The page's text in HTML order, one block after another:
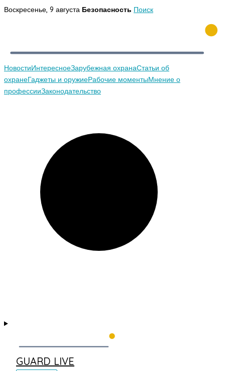
Перейти
Воскресенье, 9 августа Безопасность Поиск
НовостиИнтересноеЗарубежная охранаСтатьи об
охранеГаджеты и оружиеРабочие моментыМнение о
профессииЗаконодательство
GUARD LIVE